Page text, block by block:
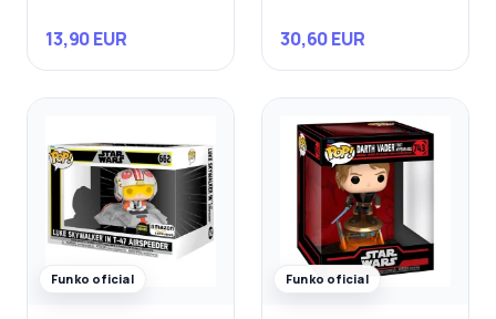
13,90 EUR 30,60 EUR
Funko oficial Funko oficial